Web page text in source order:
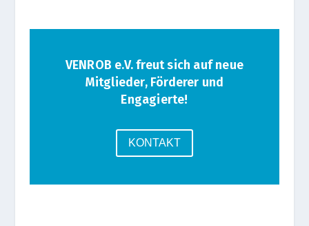
VENROB e.V. freut sich auf neue
Mitglieder, Förderer und
Engagierte!
KON­TAKT